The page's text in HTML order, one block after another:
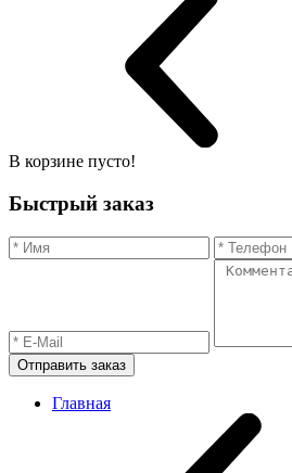
В корзине пусто!
Быстрый заказ
Отправить заказ
Главная